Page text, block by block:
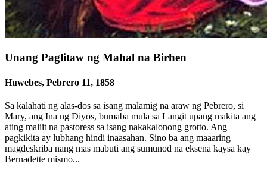
Unang Paglitaw ng Mahal na Birhen
Huwebes, Pebrero 11, 1858
Sa kalahati ng alas-dos sa isang malamig na araw ng Pebrero, si
Mary, ang Ina ng Diyos, bumaba mula sa Langit upang makita ang
ating maliit na pastoress sa isang nakakalonong grotto. Ang
pagkikita ay lubhang hindi inaasahan. Sino ba ang maaaring
magdeskriba nang mas mabuti ang sumunod na eksena kaysa kay
Bernadette mismo...